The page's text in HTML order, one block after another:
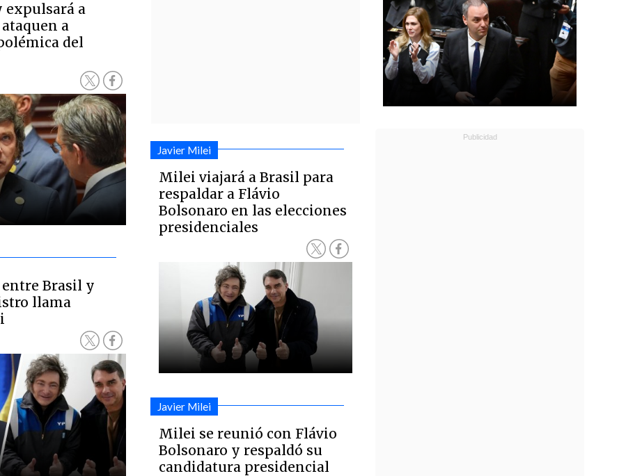
a
a
del
entre Brasil y
llama
Javier Milei
Milei viajará a Brasil para
respaldar a Flávio
Bolsonaro en las elecciones
presidenciales
Javier Milei
Milei se reunió con Flávio
Bolsonaro y respaldó su
candidatura presidencial